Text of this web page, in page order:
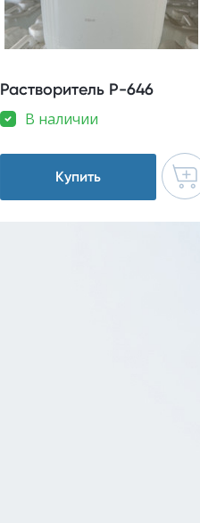
Растворитель Р-646
В наличии
Купить